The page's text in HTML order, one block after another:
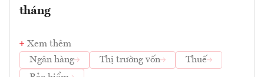
tháng
Xem thêm
Ngân hàng
Thị trường vốn
Thuế